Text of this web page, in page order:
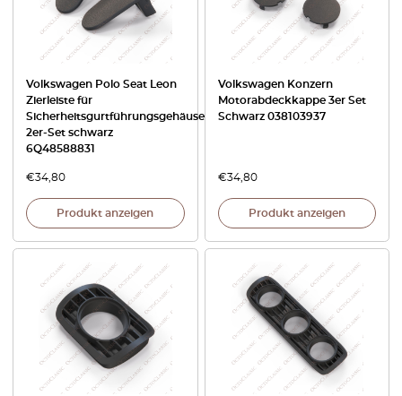
Volkswagen Polo Seat Leon
Zierleiste für
Sicherheitsgurtführungsgehäuse
2er-Set schwarz
6Q48588831
€34,80
Produkt anzeigen
Volkswagen Konzern
Motorabdeckkappe 3er Set
Schwarz 038103937
€34,80
Produkt anzeigen